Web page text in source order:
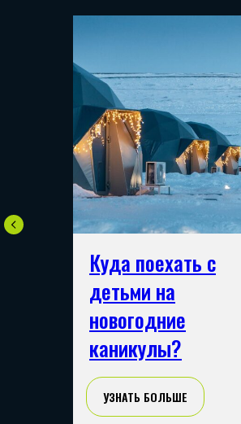
Куда поехать с
детьми на
новогодние
каникулы?
УЗНАТЬ БОЛЬШЕ
ЗОВЕМ
НА ПЕРЕЗАГРУЗКУ
ОКТЯБРЬ 2026